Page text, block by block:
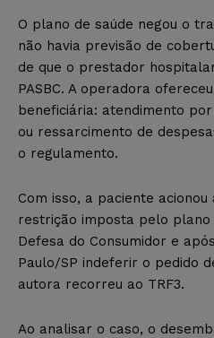
O plano de saúde negou o
não havia previsão de
de que o prestador
PASBC. A operadora
beneficiária: atendimento
ou ressarcimento de
o regulamento.
Com isso, a paciente
restrição imposta pelo plano
Defesa do Consumidor e
Paulo/SP indeferir o pedido
autora recorreu ao TRF3.
Ao analisar o caso, o